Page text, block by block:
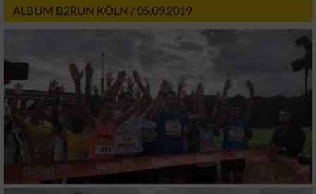
ALBUM B2RUN KÖLN / 05.09.2019